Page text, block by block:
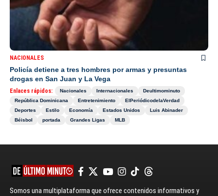
NACIONALES
Policía detiene a tres hombres por armas y presuntas
drogas en San Juan y La Vega
Enlaces rápidos: Nacionales Internacionales
Deultimominuto
República Dominicana
Entretenimiento
ElPeriódicodelaVerdad
Deportes
Estilo Economía Estados Unidos
Luis Abinader
Béisbol
portada Grandes Ligas MLB
Somos una multiplataforma que ofrece contenidos informativos y